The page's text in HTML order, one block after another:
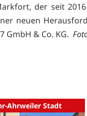
der seit
neuen
GmbH & Co. KG.
Ahrweiler Stadt